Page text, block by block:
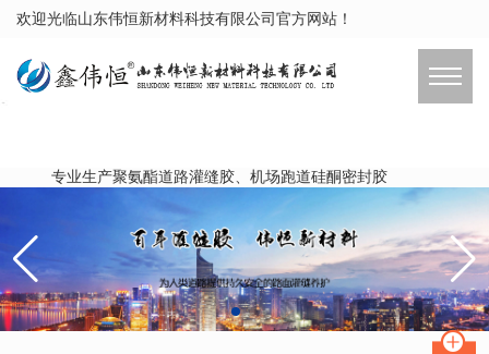
欢迎光临山东伟恒新材料科技有限公司官方网站！
专业生产聚氨酯道路灌缝胶、机场跑道硅酮密封胶